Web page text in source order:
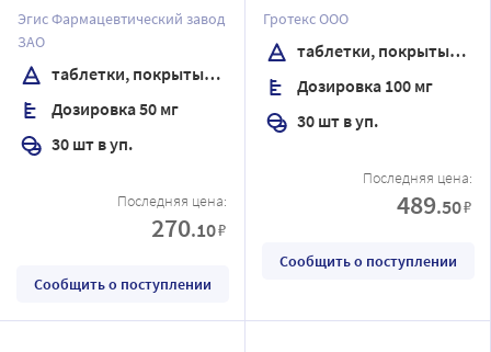
пленочной оболочкой
Эгис Фармацевтический завод
ЗАО
таблетки, покрытые пленочной оболочкой
Дозировка 50 мг
30 шт в уп.
Последняя цена:
270.10₽
Сообщить о поступлении
таблетки, покрытые
пленочной оболочкой
Гротекс ООО
таблетки, покрытые пленочной оболочкой
Дозировка 100 мг
30 шт в уп.
Последняя цена:
489.50₽
Сообщить о поступлении